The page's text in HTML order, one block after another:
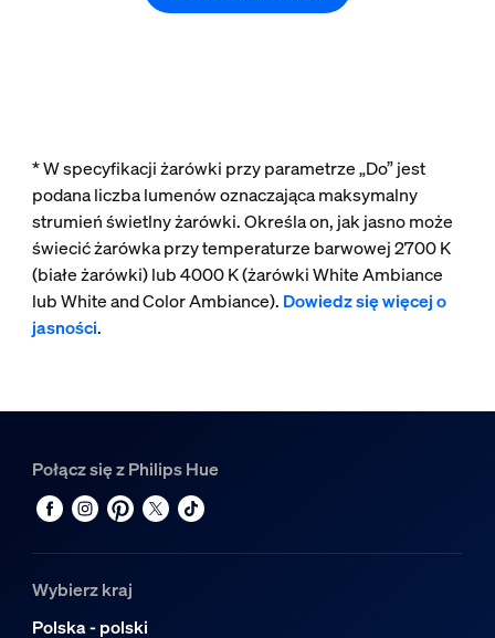
* W specyfikacji żarówki przy parametrze „Do” jest
podana liczba lumenów oznaczająca maksymalny
strumień świetlny żarówki. Określa on, jak jasno może
świecić żarówka przy temperaturze barwowej 2700 K
(białe żarówki) lub 4000 K (żarówki White Ambiance
lub White and Color Ambiance). Dowiedz się więcej o
jasności.
Połącz się z Philips Hue
Wybierz kraj
Polska - polski